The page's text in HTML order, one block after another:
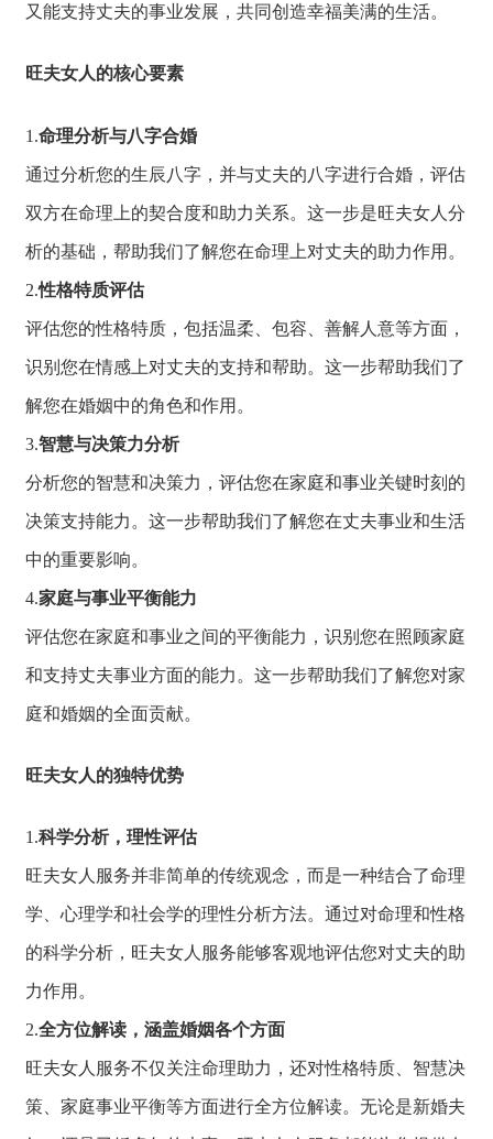
又能支持丈夫的事业发展， 共同创造幸福美满的生活。
旺夫女人的核心要素
1.命理分析与八字合婚
通过分析您的生辰八字， 并与丈夫的八字进行合婚， 评估
双方在命理上的契合度和助力关系。 这一步是旺夫女人分
析的基础， 帮助我们了解您在命理上对丈夫的助力作用。
2.性格特质评估
评估您的性格特质， 包括温柔、 包容、 善解人意等方面，
识别您在情感上对丈夫的支持和帮助。 这一步帮助我们了
解您在婚姻中的角色和作用。
3.智慧与决策力分析
分析您的智慧和决策力， 评估您在家庭和事业关键时刻的
决策支持能力。 这一步帮助我们了解您在丈夫事业和生活
中的重要影响。
4.家庭与事业平衡能力
评估您在家庭和事业之间的平衡能力 ， 识别您在照顾家庭
和支持丈夫事业方面的能力。 这一步帮助我们了解您对家
庭和婚姻的全面贡献。
旺夫女人的独特优势
1.科学分析，理性评估
旺夫女人服务并非简单的传统观念， 而是一种结合了命理
学、 心理学和社会学的理性分析方法。 通过对命理和性格
的科学分析， 旺夫女人服务能够客观地评估您对丈夫的助
力作用。
2.全方位解读，涵盖婚姻各个方面
旺夫女人服务不仅关注命理助力， 还对性格特质、 智慧决
策、 家庭事业平衡等方面进行全方位解读。 无论是新婚夫